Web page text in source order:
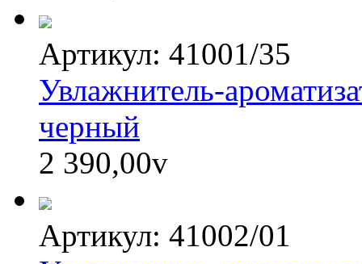
Артикул: 41001/35
Увлажнитель-
черный
2 390,00v
Артикул: 41002/01